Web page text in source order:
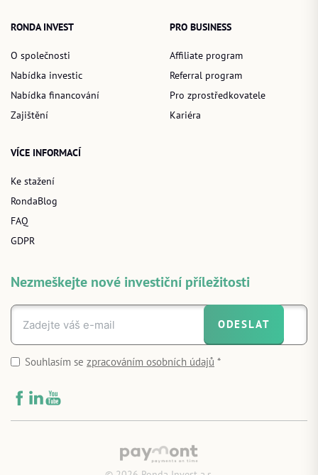
RONDA INVEST
O společnosti
Nabídka investic
Nabídka financování
Zajištění
PRO BUSINESS
Affiliate program
Referral program
Pro zprostředkovatele
Kariéra
VÍCE INFORMACÍ
Ke stažení
RondaBlog
FAQ
GDPR
Nezmeškejte nové investiční příležitosti
Souhlasím se zpracováním osobních údajů *
ODESLAT